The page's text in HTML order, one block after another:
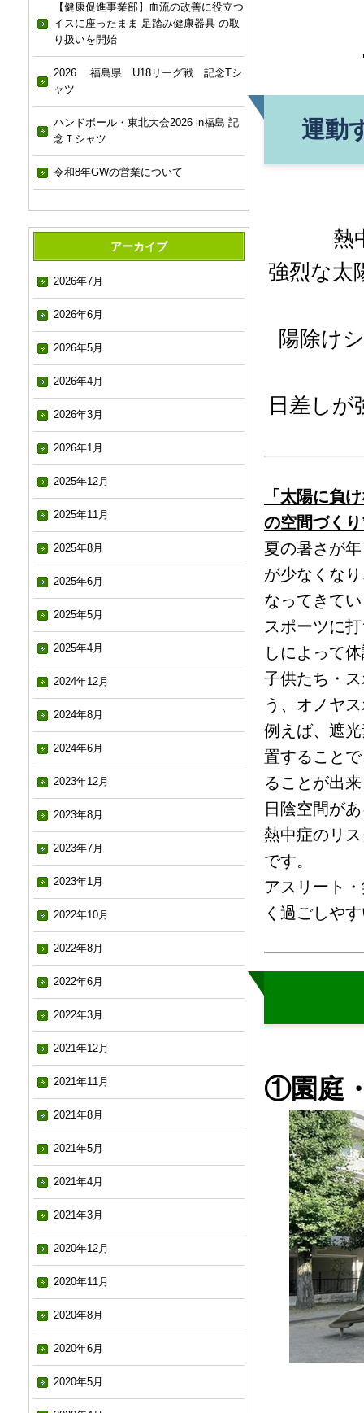
【健康促進事業部】血流の改善に役立つ
イスに座ったまま 足踏み健康器具 の取
り扱いを開始
2026 福島県 U18リーグ戦 記念Tシ
ャツ
ハンドボール・東北大会2026 in福島 記
念Ｔシャツ
令和8年GWの営業について
アーカイブ
2026年7月
2026年6月
2026年5月
2026年4月
2026年3月
2026年1月
2025年12月
2025年11月
2025年8月
2025年6月
2025年5月
2025年4月
2024年12月
2024年8月
2024年6月
2023年12月
2023年8月
2023年7月
2023年1月
2022年10月
2022年8月
2022年6月
2022年3月
2021年12月
2021年11月
2021年8月
2021年5月
2021年4月
2021年3月
2020年12月
2020年11月
2020年8月
2020年6月
2020年5月
運動
熱
強烈な太
陽除け
日差しが
「太陽に負
の空間づく
夏の暑さが
が少なくな
なってきて
スポーツに
しによって
子供たち・
う、オノヤ
例えば、遮
置すること
ることが出
日陰空間が
熱中症のリ
です。
アスリート
く過ごしや
①園庭